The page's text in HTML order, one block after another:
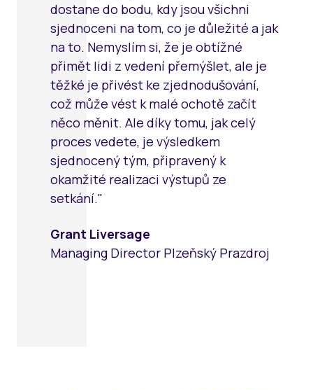
dostane do bodu, kdy jsou všichni
sjednoceni na tom, co je důležité a jak
na to. Nemyslím si, že je obtížné
přimět lidi z vedení přemýšlet, ale je
těžké je přivést ke zjednodušování,
což může vést k malé ochotě začít
něco měnit. Ale díky tomu, jak celý
proces vedete, je výsledkem
sjednocený tým, připravený k
okamžité realizaci výstupů ze
setkání."
Grant Liversage
Managing Director Plzeňský Prazdroj